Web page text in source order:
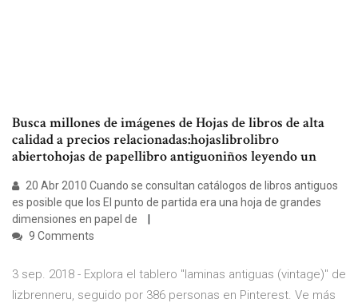
Busca millones de imágenes de Hojas de libros de alta
calidad a precios relacionadas:hojaslibrolibro
abiertohojas de papellibro antiguoniños leyendo un
20 Abr 2010 Cuando se consultan catálogos de libros antiguos
es posible que los El punto de partida era una hoja de grandes
dimensiones en papel de
9 Comments
3 sep. 2018 - Explora el tablero "laminas antiguas (vintage)" de
lizbrenneru, seguido por 386 personas en Pinterest. Ve más